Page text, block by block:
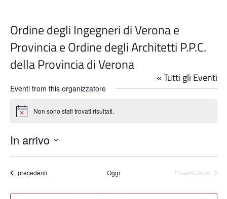
Ordine degli Ingegneri di Verona e
Provincia e Ordine degli Architetti P.P.C.
della Provincia di Verona
« Tutti gli Eventi
Eventi from this organizzatore
Notice Non sono stati trovati risultati.
In arrivo
data.
Eventi
precedenti Oggi Prossimi eventi